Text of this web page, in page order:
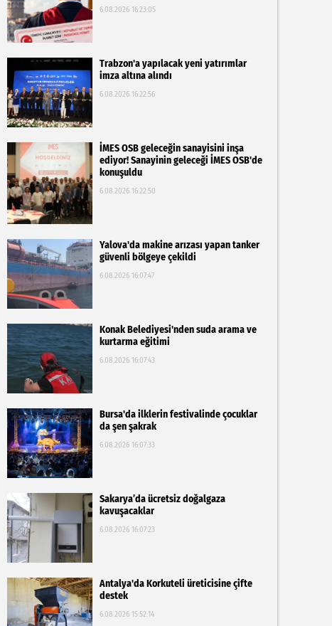
6.08.2026 16:23:05
Trabzon'a yapılacak yeni yatırımlar
imza altına alındı
6.08.2026 16:22:56
İMES OSB geleceğin sanayisini inşa
ediyor! Sanayinin geleceği İMES OSB'de
konuşuldu
6.08.2026 16:22:50
Yalova'da makine arızası yapan tanker
güvenli bölgeye çekildi
6.08.2026 16:07:47
Konak Belediyesi'nden suda arama ve
kurtarma eğitimi
6.08.2026 16:07:43
Bursa'da ilklerin festivalinde çocuklar
da şen şakrak
6.08.2026 16:07:33
Sakarya’da ücretsiz doğalgaza
kavuşacaklar
6.08.2026 16:07:23
Antalya'da Korkuteli üreticisine çifte
destek
6.08.2026 15:52:14